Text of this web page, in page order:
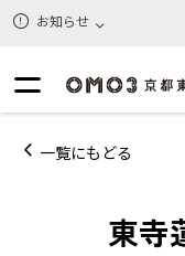
お知らせ
一覧にもどる
東寺